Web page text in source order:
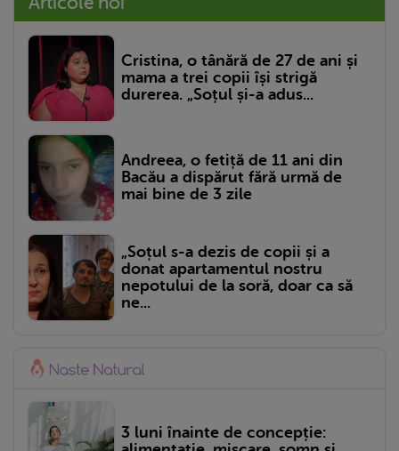
Cristina, o tânără de 27 de ani și
mama a trei copii își strigă
durerea. „Soțul și-a adus...
Andreea, o fetiță de 11 ani din
Bacău a dispărut fără urmă de
mai bine de 3 zile
„Soțul s-a dezis de copii și a
donat apartamentul nostru
nepotului de la soră, doar ca să
ne...
3 luni înainte de concepție: